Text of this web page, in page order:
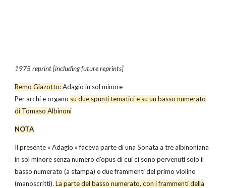
1975 reprint [including future reprints]
Remo Giazotto:Adagio in sol minore
Per archi e organo su due spunti tematici e su un basso numerato
di Tomaso Albinoni
NOTA
Il presente « Adagio » faceva parte di una Sonata a tre albinoniana
in sol minore senza numero d'opus di cui ci sono pervenuti solo il
basso numerato (a stampa) e due frammenti del primo violino
(manoscritti).La parte del basso numerato, con i frammenti della